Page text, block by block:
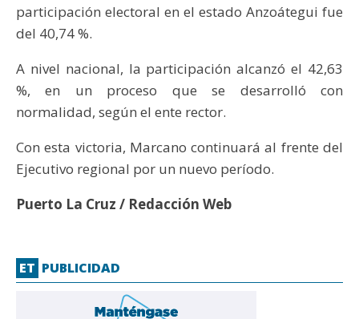
participación electoral en el estado Anzoátegui fue
del 40,74 %.
A nivel nacional, la participación alcanzó el 42,63
%, en un proceso que se desarrolló con
normalidad, según el ente rector.
Con esta victoria, Marcano continuará al frente del
Ejecutivo regional por un nuevo período.
Puerto La Cruz / Redacción Web
ET PUBLICIDAD